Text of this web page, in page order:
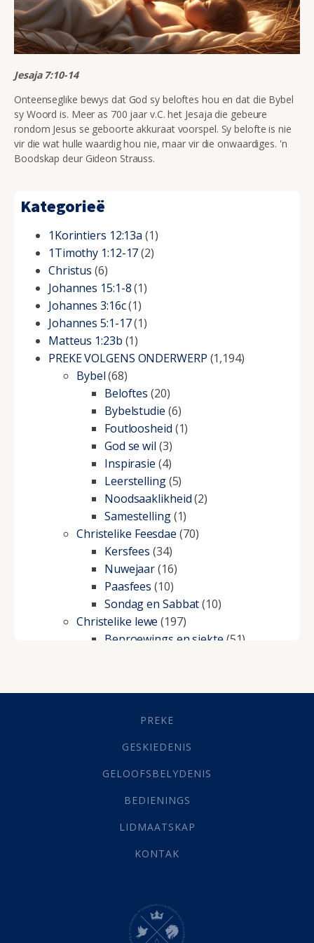
Jesaja 7:10-14
Onteenseglike bewys dat God sy beloftes hou en dat die Bybel
sy Woord is. Meer as 700 jaar v.C. het Jesaja die gebeure
rondom Jesus se geboorte akkuraat voorspel. Sy belofte is nie
vir die wat hulle waardig hou nie, maar vir die onwaardiges. 'n
Boodskap deur Gideon Strauss.
Kategorieë
1Korintiers 12:13a (1)
1Timothy 1:12-17(2)
Christus (6)
Johannes 15:1-8(1)
Johannes 3:16c(1)
Johannes 5:1-17(1)
Matteus 1:23b (1)
PREKE VOLGENS ONDERWERP (1,194)
Bybel(68)
Beloftes (20)
Bybelstudie (6)
Foutloosheid (1)
God se wil (3)
Inspirasie (4)
Leerstelling(5)
Noodsaaklikheid(2)
Samestelling(1)
Christelike Feesdae (70)
Kersfees (34)
Nuwejaar(16)
Paasfees (10)
Sondag en Sabbat(10)
Christelike lewe (197)
Beproewings en siekte (51)
Geestelike Groei(10)
(21)
Grys Areas(4)
Lewensdoel(3)
Selfondersoek(1)
Werk(22)
(142)
Hemel (31)
Israel (14)
PREKE
GESKIEDENIS
GELOOFSBELYDENIS
BEDIENINGS
LIDMAATSKAP
KONTAK